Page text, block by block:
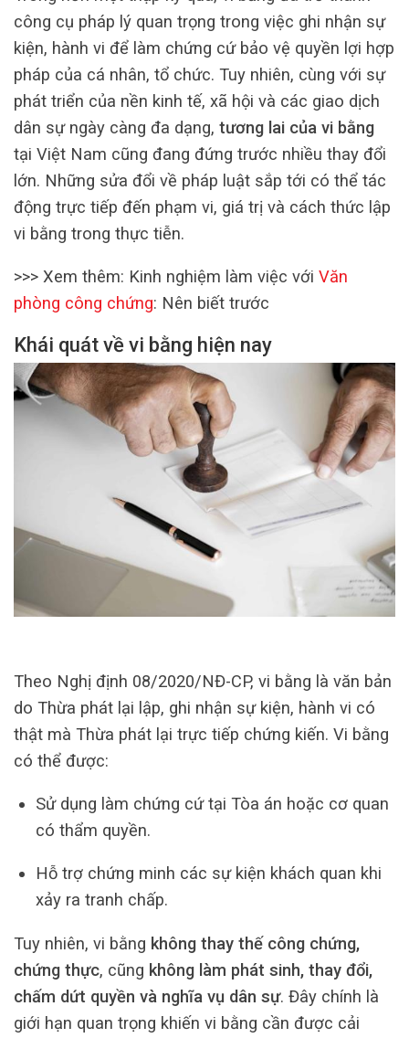
công cụ pháp lý quan trọng trong việc ghi nhận sự
kiện, hành vi để làm chứng cứ bảo vệ quyền lợi hợp
pháp của cá nhân, tổ chức. Tuy nhiên, cùng với sự
phát triển của nền kinh tế, xã hội và các giao dịch
dân sự ngày càng đa dạng, tương lai của vi bằng
tại Việt Nam cũng đang đứng trước nhiều thay đổi
lớn. Những sửa đổi về pháp luật sắp tới có thể tác
động trực tiếp đến phạm vi, giá trị và cách thức lập
vi bằng trong thực tiễn.
>>> Xem thêm: Kinh nghiệm làm việc với Văn
phòng công chứng: Nên biết trước
Khái quát về vi bằng hiện nay
Theo Nghị định 08/2020/NĐ-CP, vi bằng là văn bản
do Thừa phát lại lập, ghi nhận sự kiện, hành vi có
thật mà Thừa phát lại trực tiếp chứng kiến. Vi bằng
có thể được:
Sử dụng làm chứng cứ tại Tòa án hoặc cơ quan
có thẩm quyền.
Hỗ trợ chứng minh các sự kiện khách quan khi
xảy ra tranh chấp.
Tuy nhiên, vi bằng không thay thế công chứng,
chứng thực, cũng không làm phát sinh, thay đổi,
chấm dứt quyền và nghĩa vụ dân sự. Đây chính là
giới hạn quan trọng khiến vi bằng cần được cải